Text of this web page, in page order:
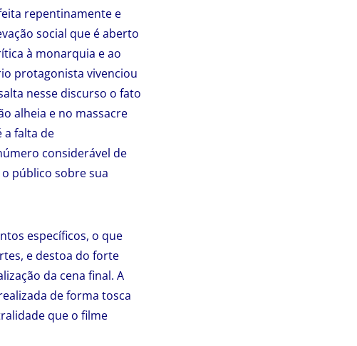
repentinamente e
social que é aberto
à monarquia e ao
protagonista vivenciou
nesse discurso o fato
alheia e no massacre
a falta de
considerável de
público sobre sua
específicos, o que
e destoa do forte
da cena final. A
de forma tosca
que o filme